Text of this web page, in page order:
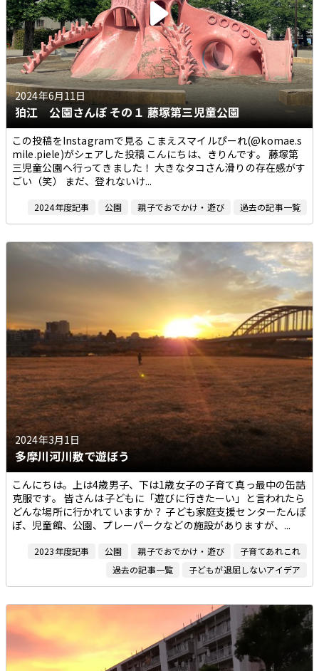
2024年6月11日
狛江 公園さんぽ その１ 藤塚第三児童公園
この投稿をInstagramで見る こまえスマイルぴーれ(@komae.s
mile.piele)がシェアした投稿 こんにちは、きりんです。 藤塚第
三児童公園へ行ってきました！ 大きなタコさん滑りの存在感がす
ごい（笑） まだ、登れないけ...
2024年度記事 公園 親子でおでかけ・遊び 過去の記事一覧
2024年3月1日
多摩川河川敷で遊ぼう
こんにちは。上は4歳男子、下は1歳女子の子育て真っ最中の缶詰
克服です。 皆さんは子どもに「遊びに行きたーい」と言われたら
どんな場所に行かれていますか？ 子ども家庭支援センターたんぽ
ぽ、児童館、公園、プレーパークなどの施設がありますが、...
2023年度記事 公園 親子でおでかけ・遊び
子育てあれこれ
過去の記事一覧
子どもが退屈しないアイデア